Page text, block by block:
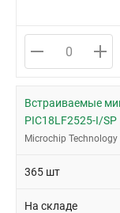
Встраиваемые
PIC18LF2525-I/SP
Microchip Technology
365 шт
На складе